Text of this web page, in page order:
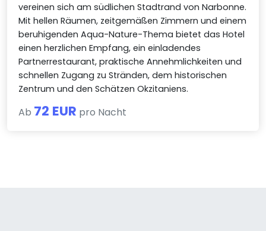
vereinen sich am südlichen Stadtrand von Narbonne.
Mit hellen Räumen, zeitgemäßen Zimmern und einem
beruhigenden Aqua-Nature-Thema bietet das Hotel
einen herzlichen Empfang, ein einladendes
Partnerrestaurant, praktische Annehmlichkeiten und
schnellen Zugang zu Stränden, dem historischen
Zentrum und den Schätzen Okzitaniens.
Ab 72 EUR pro Nacht